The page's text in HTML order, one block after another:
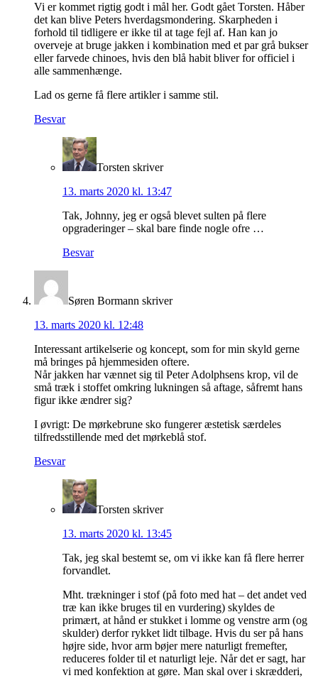
Vi er kommet rigtig godt i mål her. Godt gået Torsten. Håber
det kan blive Peters hverdagsmondering. Skarpheden i
forhold til tidligere er ikke til at tage fejl af. Han kan jo
overveje at bruge jakken i kombination med et par grå bukser
eller farvede chinoes, hvis den blå habit bliver for officiel i
alle sammenhænge.
Lad os gerne få flere artikler i samme stil.
Besvar
Torsten skriver
13. marts 2020 kl. 13:47
Tak, Johnny, jeg er også blevet sulten på flere
opgraderinger – skal bare finde nogle ofre …
Besvar
Søren Bormann skriver
13. marts 2020 kl. 12:48
Interessant artikelserie og koncept, som for min skyld gerne
må bringes på hjemmesiden oftere.
Når jakken har vænnet sig til Peter Adolphsens krop, vil de
små træk i stoffet omkring lukningen så aftage, såfremt hans
figur ikke ændrer sig?
I øvrigt: De mørkebrune sko fungerer æstetisk særdeles
tilfredsstillende med det mørkeblå stof.
Besvar
Torsten skriver
13. marts 2020 kl. 13:45
Tak, jeg skal bestemt se, om vi ikke kan få flere herrer
forvandlet.
Mht. trækninger i stof (på foto med hat – det andet ved
træ kan ikke bruges til en vurdering) skyldes de
primært, at hånd er stukket i lomme og venstre arm (og
skulder) derfor rykket lidt tilbage. Hvis du ser på hans
højre side, hvor arm bøjer mere naturligt fremefter,
reduceres folder til et naturligt leje. Når det er sagt, har
vi med konfektion at gøre. Man skal over i skrædderi,